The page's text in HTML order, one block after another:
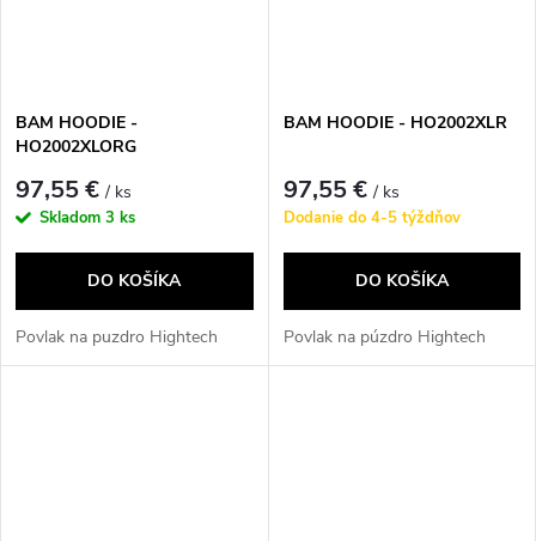
BAM HOODIE -
HO2002XLORG
97,55 €/ ks
Skladom 3 ks
DO KOŠÍKA
Povlak na puzdro Hightech
BAM HOODIE - HO2002XLR
97,55 €/ ks
Dodanie do 4-5 týždňov
DO KOŠÍKA
Povlak na púzdro Hightech